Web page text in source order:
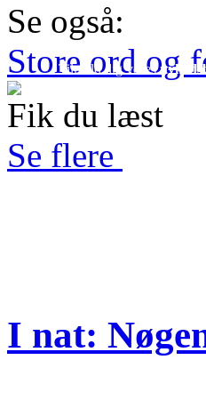
Se også:
Store ord og
Tilmeld dig vores
Lokalavisen
Fik du læst
Se flere
I nat: